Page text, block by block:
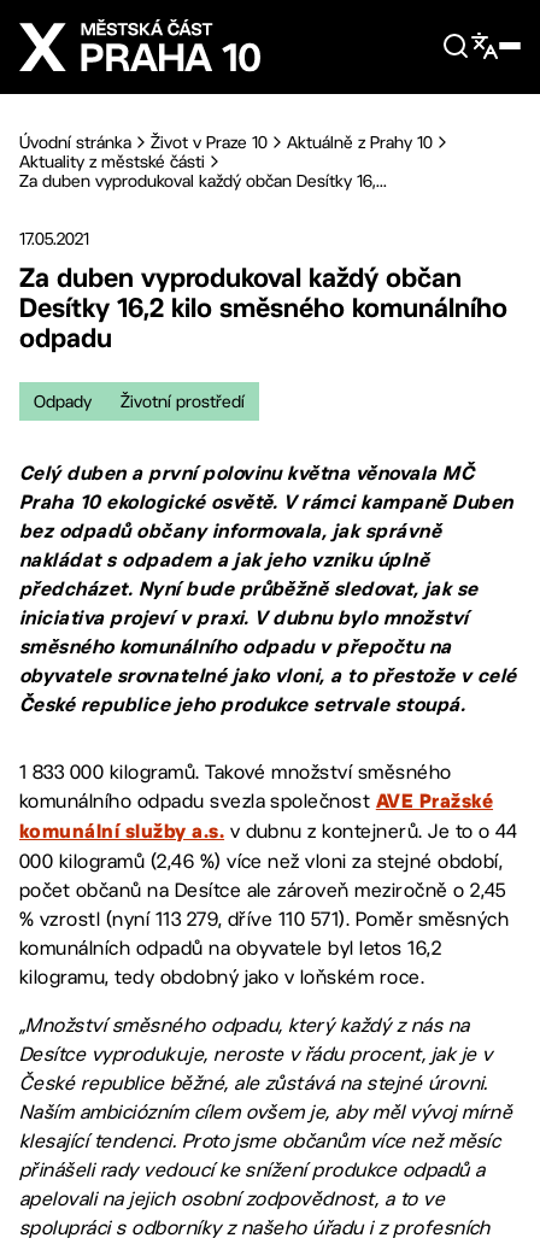
Přejít na hlavní obsah
Úvodní stránka Život v Praze 10
Aktuálně z Prahy 10
Aktuality z městské části
Za duben vyprodukoval každý občan Desítky 16,...
17.05.2021
Za duben vyprodukoval každý občan
Desítky 16,2 kilo směsného komunálního
odpadu
Odpady Životní prostředí
Celý duben a první polovinu května věnovala MČ
Praha 10 ekologické osvětě. V rámci kampaně Duben
bez odpadů občany informovala, jak správně
nakládat s odpadem a jak jeho vzniku úplně
předcházet. Nyní bude průběžně sledovat, jak se
iniciativa projeví v praxi. V dubnu bylo množství
směsného komunálního odpadu v přepočtu na
obyvatele srovnatelné jako vloni, a to přestože v celé
České republice jeho produkce setrvale stoupá.
1 833 000 kilogramů. Takové množství směsného
komunálního odpadu svezla společnost AVE Pražské
komunální služby a.s. v dubnu z kontejnerů. Je to o 44
000 kilogramů (2,46 %) více než vloni za stejné období,
počet občanů na Desítce ale zároveň meziročně o 2,45
% vzrostl (nyní 113 279, dříve 110 571). Poměr směsných
komunálních odpadů na obyvatele byl letos 16,2
kilogramu, tedy obdobný jako v loňském roce.
„Množství směsného odpadu, který každý z nás na
Desítce vyprodukuje, neroste v řádu procent, jak je v
České republice běžné, ale zůstává na stejné úrovni.
Naším ambiciózním cílem ovšem je, aby měl vývoj mírně
klesající tendenci. Proto jsme občanům více než měsíc
přinášeli rady vedoucí ke snížení produkce odpadů a
apelovali na jejich osobní zodpovědnost, a to ve
spolupráci s odborníky z našeho úřadu i z profesních